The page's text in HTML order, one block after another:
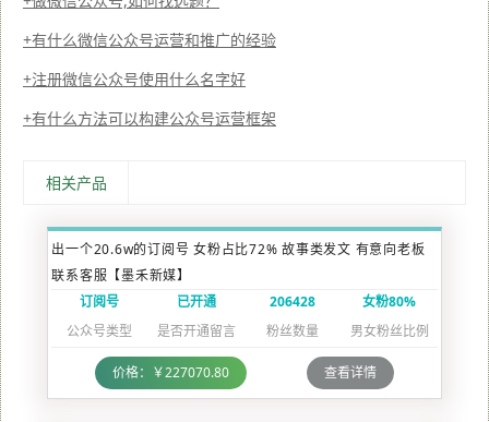
有什么微信公众号运营和推广的经验
注册微信公众号使用什么名字好
有什么方法可以构建公众号运营框架
相关产品
出一个20.6w的订阅号 女粉占比72% 故事类发文 有意向老板
联系客服【墨禾新媒】
订阅号
公众号类型
已开通
是否开通留言
206428
粉丝数量
女粉80%
男女粉丝比例
价格：￥227070.80 查看详情